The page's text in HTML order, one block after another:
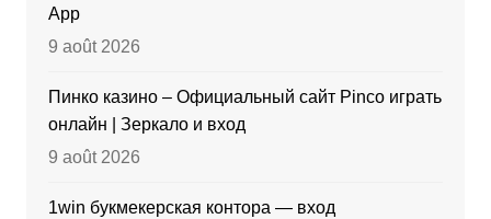
App
9 août 2026
Пинко казино – Официальный сайт Pinco играть
онлайн | Зеркало и вход
9 août 2026
1win букмекерская контора — вход